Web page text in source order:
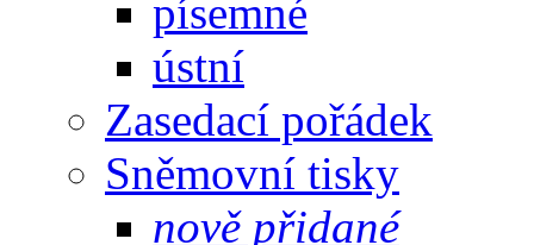
písemné
ústní
Zasedací pořádek
Sněmovní tisky
nově přidané